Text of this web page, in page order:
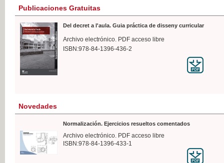
Publicaciones Gratuitas
Del decret a l'aula. Guia práctica de disseny curricular
Archivo electrónico. PDF acceso libre
ISBN:978-84-1396-436-2
Novedades
Normalización. Ejercicios resueltos comentados
Archivo electrónico. PDF acceso libre
ISBN:978-84-1396-433-1